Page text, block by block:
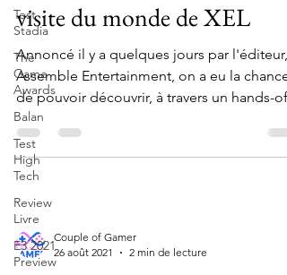
Test
Stadia
The
Game
Awards
Balan
Test
High
Tech
Review
Livre
E3 2021
Preview
visite du monde de XEL
Annoncé il y a quelques jours par l'éditeur,
Assemble Entertainment, on a eu la chance
de pouvoir découvrir, à travers un hands-off
avec...
Couple of Gamer
26 août 2021
2 min de lecture